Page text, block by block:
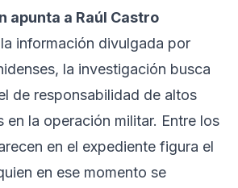
apunta a Raúl Castro
información divulgada por
la investigación busca
de responsabilidad de altos
en la operación militar. Entre los
en el expediente figura el
en ese momento se